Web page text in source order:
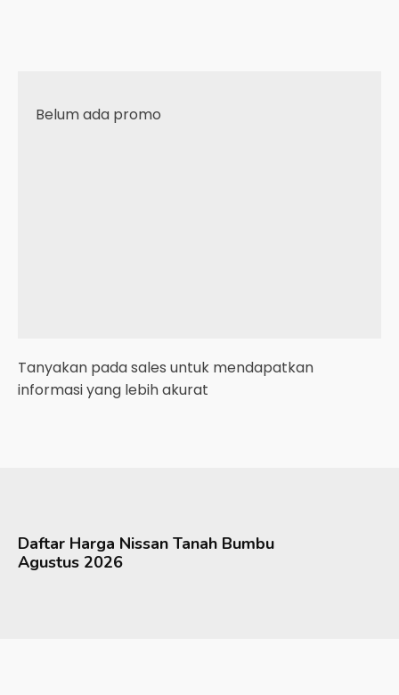
Belum ada promo
Tanyakan pada sales untuk mendapatkan
informasi yang lebih akurat
Daftar Harga Nissan Tanah Bumbu
Agustus 2026